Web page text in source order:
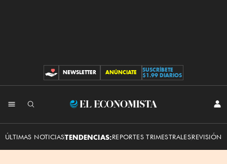
CONTRIBUCIONES
NEWSLETTER ANÚNCIATE
SUSCRÍBETE
$1.99 DIARIOS
El
ÚLTIMAS NOTICIASTENDENCIAS:REPORTES TRIMESTRALESREVISIÓN